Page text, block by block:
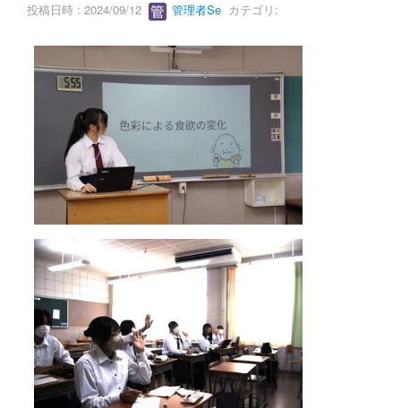
投稿日時 : 2024/09/12 管理者Se カテゴリ: